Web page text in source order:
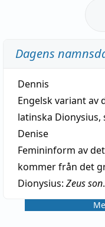
Dagens
Dennis
Engelsk variant av
latinska
Denise
Femininform av
kommer från det
Dionysius: Zeus son.